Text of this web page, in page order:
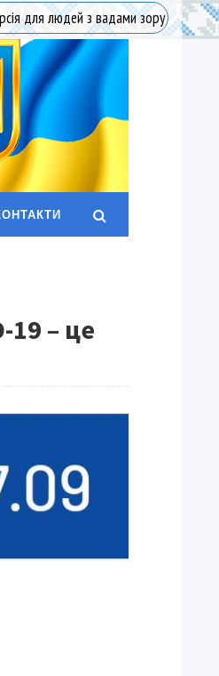
для людей з вадами зору
19 – це